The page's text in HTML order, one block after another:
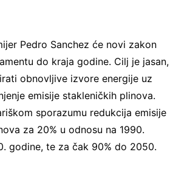
Pedro Sanchez će novi zakon
do kraja godine. Cilj je jasan,
obnovljive izvore energije uz
emisije stakleničkih plinova.
sporazumu redukcija emisije
za 20% u odnosu na 1990.
godine, te za čak 90% do 2050.